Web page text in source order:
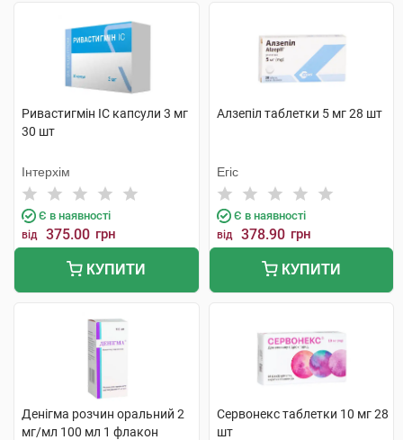
Ривастигмін ІС капсули 3 мг
30 шт
Інтерхім
Є в наявності
від 375.00 грн
КУПИТИ
Алзепіл таблетки 5 мг 28 шт
Егіс
Є в наявності
від 378.90 грн
КУПИТИ
Денігма розчин оральний 2
мг/мл 100 мл 1 флакон
Сервонекс таблетки 10 мг 28
шт